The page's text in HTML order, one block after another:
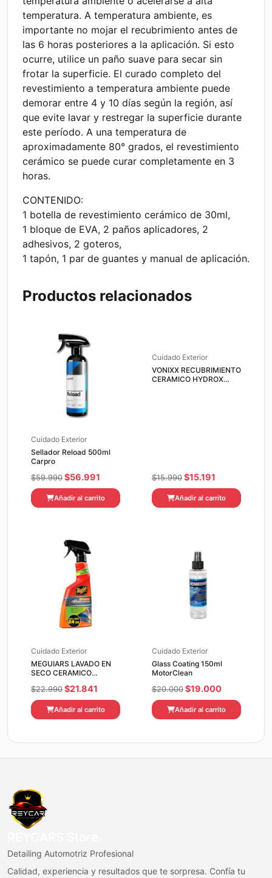
temperatura. A temperatura ambiente, es
importante no mojar el recubrimiento antes de
las 6 horas posteriores a la aplicación. Si esto
ocurre, utilice un paño suave para secar sin
frotar la superficie. El curado completo del
revestimiento a temperatura ambiente puede
demorar entre 4 y 10 días según la región, así
que evite lavar y restregar la superficie durante
este período. A una temperatura de
aproximadamente 80° grados, el revestimiento
cerámico se puede curar completamente en 3
horas.
CONTENIDO:
1 botella de revestimiento cerámico de 30ml,
1 bloque de EVA, 2 paños aplicadores, 2
adhesivos, 2 goteros,
1 tapón, 1 par de guantes y manual de aplicación.
Productos relacionados
Cuidado Exterior
Sellador Reload 500ml
Carpro
$59.990 El
precio
original
$56.991
precio
actual
Añadir al carrito
Cuidado Exterior
VONIXX RECUBRIMIENTO
CERAMICO HYDROX
$15.990 El
precio
original
$15.191
precio
actual
Añadir al carrito
Cuidado Exterior
MEGUIARS LAVADO EN
SECO CERAMICO
WATERLESS 710 ML
$22.990 El
precio
original
$21.841
precio
actual
Añadir al carrito
Cuidado Exterior
Glass Coating 150ml
MotorClean
$20.000 El
precio
original
$19.000El
precio
actual
Añadir al carrito
Detailing Automotriz Profesional
Calidad, experiencia y resultados que te sorpresa. Confía tu